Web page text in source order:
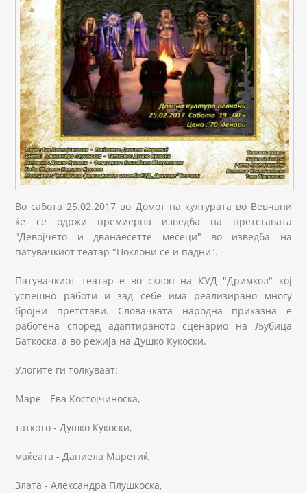
Во сабота 25.02.2017 во Домот на културата во Вевчани
ќе се одржи премиерна изведба на претставата
"Девојчето и дванаесетте месеци" во изведба на
патувачкиот театар "Поклони се и падни".
Патувачкиот театар е во склоп на КУД "Дримкол" кој
успешно работи и зад себе има реализирано многу
бројни претстави. Словачката народна приказна е
работена според адаптираното сценарио на Љубица
Баткоска, а во режија на Душко Кукоски.
Улогите ги толкуваат:
Маре - Ева Костојчиноска,
таткото - Душко Кукоски,
маќеата - Даниела Маретиќ,
Злата - Александра Плушкоска,